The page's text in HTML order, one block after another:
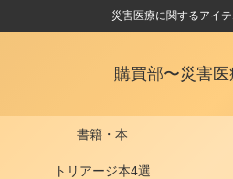
災害医療に関するアイテ
購買部〜災害
書籍・本
トリアージ本4選